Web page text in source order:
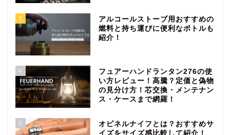
3
アルコールストーブ用おすすめの
燃料と持ち運びに便利なボトルも
紹介！
4
フュアーハンドランタン276の使
い方レビュー！高騰？定価と偽物
の見分け方！芯交換・メンテナン
ス・ケースまで網羅！
5
オピネルナイフとは？おすすめサ
イズをサイズ感比較して紹介！